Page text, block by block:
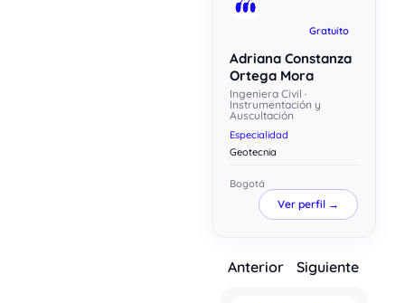
Gratuito
Adriana Constanza
Ortega Mora
Ingeniera Civil ·
Instrumentación y
Auscultación
Especialidad
Geotecnia
Bogotá
Ver perfil →
Anterior Siguiente